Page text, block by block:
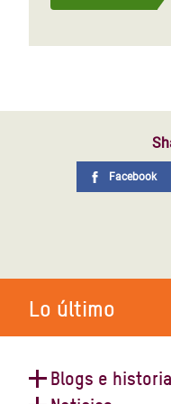
Facebook
Lo último
Blogs e